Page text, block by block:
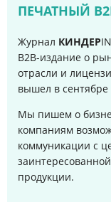
ПЕЧАТНЫЙ
Журнал КИНДЕР
B2B-издание о
отрасли и
вышел в сентябре
Мы пишем о
компаниям
коммуникации с
продукции.